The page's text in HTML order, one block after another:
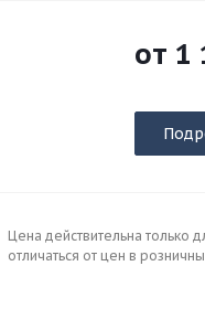
от 1
Цена действительна только
отличаться от цен в